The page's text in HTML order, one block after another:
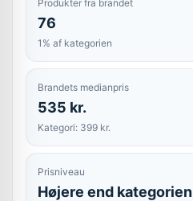
Produkter fra brandet
76
1% af kategorien
Brandets medianpris
535 kr.
Kategori: 399 kr.
Prisniveau
Højere end kategorien